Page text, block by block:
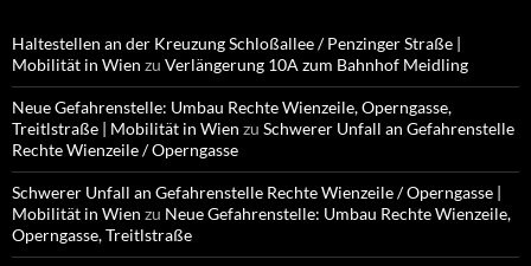
Haltestellen an der Kreuzung Schloßallee / Penzinger Straße |
Mobilität in Wien zu Verlängerung 10A zum Bahnhof Meidling
Neue Gefahrenstelle: Umbau Rechte Wienzeile, Operngasse,
Treitlstraße | Mobilität in Wien zu Schwerer Unfall an Gefahrenstelle
Rechte Wienzeile / Operngasse
Schwerer Unfall an Gefahrenstelle Rechte Wienzeile / Operngasse |
Mobilität in Wien zu Neue Gefahrenstelle: Umbau Rechte Wienzeile,
Operngasse, Treitlstraße